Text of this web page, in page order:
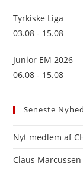
Tyrkiske Liga
03.08 - 15.08
Junior EM 2026
06.08 - 15.08
Seneste
Nyt medlem af
Claus